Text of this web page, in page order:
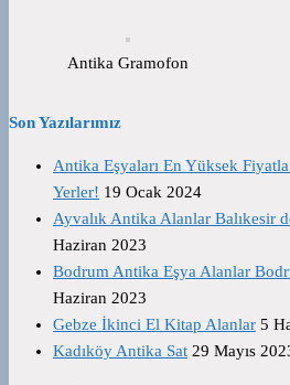
Antika Gramofon
Son Yazılarımız
Antika Eşyaları En Yüksek
Yerler! 19 Ocak 2024
Ayvalık Antika Alanlar Balıkesir
Haziran 2023
Bodrum Antika Eşya Alanlar
Haziran 2023
Gebze İkinci El Kitap Alanlar 5
Kadıköy Antika Sat 29 Mayıs